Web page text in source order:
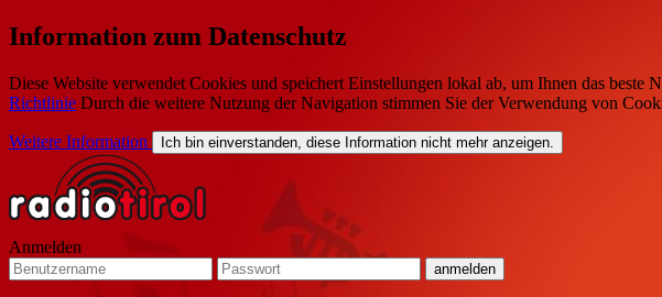
Information zum Datenschutz
Diese Website verwendet Cookies und speichert Einstellungen lokal ab, um Ihnen das
Richtlinie Durch die weitere Nutzung der Navigation stimmen Sie der Verwendung von
Weitere Information Ich bin einverstanden, diese Information nicht mehr anzeigen.
Anmelden